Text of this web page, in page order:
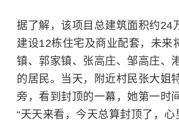
据了解，该项目总建筑面积约24
建设12栋住宅及商业配套，未来
镇、郭家镇、张高庄、邹高庄、
的居民。当天，附近村民张大姐
旁，看到封顶的一幕，她第一时
“天天来看，今天总算封顶了，心